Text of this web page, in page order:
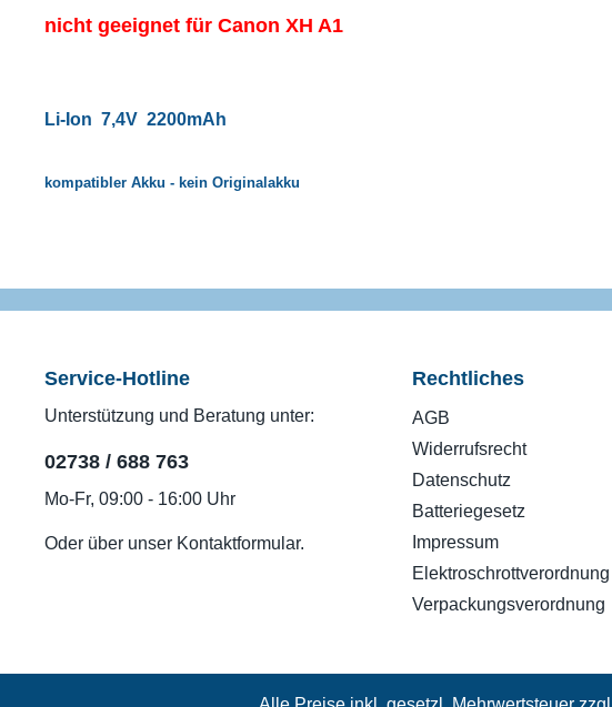
nicht geeignet für Canon XH A1
Li-Ion 7,4V 2200mAh
kompatibler Akku - kein Originalakku
Service-Hotline
Unterstützung und Beratung unter:
02738 / 688 763
Mo-Fr, 09:00 - 16:00 Uhr
Oder über unser Kontaktformular.
Rechtliches
AGB
Widerrufsrecht
Datenschutz
Batteriegesetz
Impressum
Elektroschrottverordnung
Verpackungsverordnung